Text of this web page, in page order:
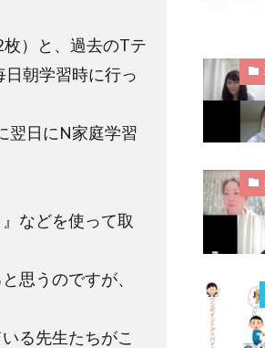
）と、過去のTテ
朝学習時に行っ
翌日にN家庭学習
などを使って取
思うのですが、
る先生たちがこ